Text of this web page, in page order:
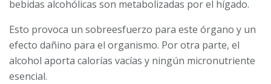
bebidas alcohólicas son metabolizadas por el hígado.
Esto provoca un sobreesfuerzo para este órgano y un
efecto dañino para el organismo. Por otra parte, el
alcohol aporta calorías vacías y ningún micronutriente
esencial.